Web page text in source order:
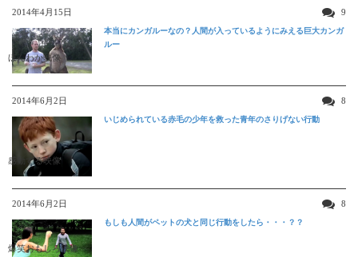
2014年4月15日 9
ほんわか映像
本当にカンガルーなの？人間が入っているようにみえる巨大カンガ
ルー
2014年6月2日 8
感動する映像
いじめられている赤毛の少年を救った青年のさりげない行動
2014年6月2日 8
爆笑おもしろ映像
もしも人間がペットの犬と同じ行動をしたら・・・？？